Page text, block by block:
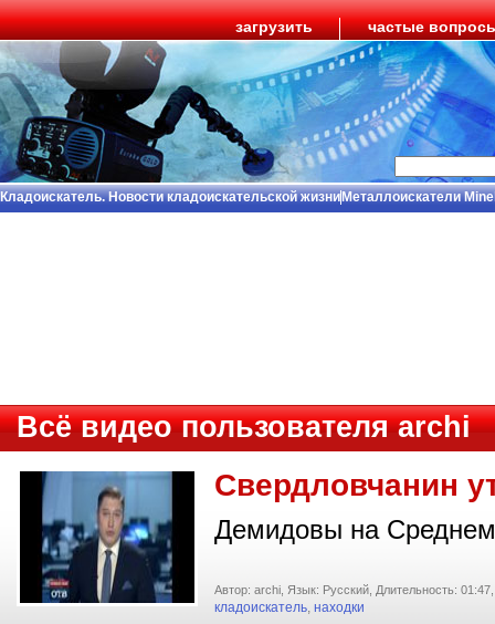
загрузить частые
Кладоискатель. Новости кладоискательской жизниМеталлоискатели
Всё видео пользователя archi
Свердловчанин
Демидовы на
Автор: archi, Язык: Русский, Длительность: 01:47,
кладоискатель, находки